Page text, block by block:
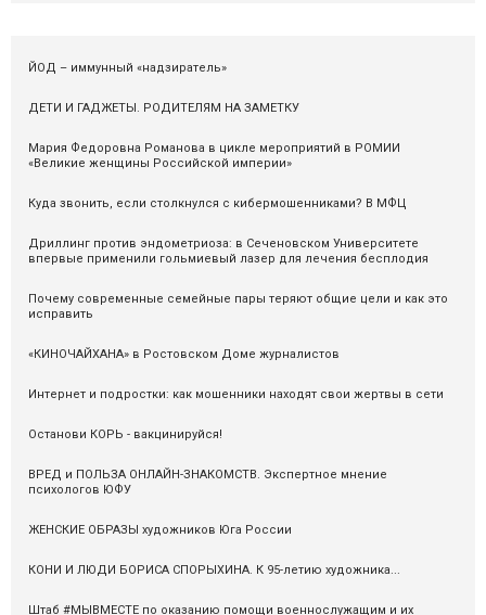
ЙОД – иммунный «надзиратель»
ДЕТИ И ГАДЖЕТЫ. РОДИТЕЛЯМ НА ЗАМЕТКУ
Мария Федоровна Романова в цикле мероприятий в РОМИИ
«Великие женщины Российской империи»
Куда звонить, если столкнулся с кибермошенниками? В МФЦ
Дриллинг против эндометриоза: в Сеченовском Университете
впервые применили гольмиевый лазер для лечения бесплодия
Почему современные семейные пары теряют общие цели и как это
исправить
«КИНОЧАЙХАНА» в Ростовском Доме журналистов
Интернет и подростки: как мошенники находят свои жертвы в сети
Останови КОРЬ - вакцинируйся!
ВРЕД и ПОЛЬЗА ОНЛАЙН-ЗНАКОМСТВ. Экспертное мнение
психологов ЮФУ
ЖЕНСКИЕ ОБРАЗЫ художников Юга России
КОНИ И ЛЮДИ БОРИСА СПОРЫХИНА. К 95-летию художника...
Штаб #МЫВМЕСТЕ по оказанию помощи военнослужащим и их